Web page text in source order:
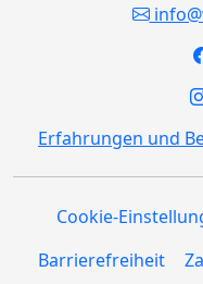
Erfahrungen und
Cookie-
Barrierefreiheit